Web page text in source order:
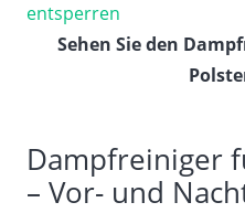
entsperren
Sehen Sie den
Dampfreiniger
– Vor- und